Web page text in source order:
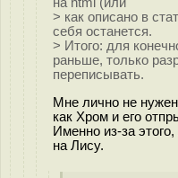
> как описано в
себя останется.
> Итого: для
раньше, только
переписывать.
Мне лично не
как Хром и его
Именно из-за
на Лису.